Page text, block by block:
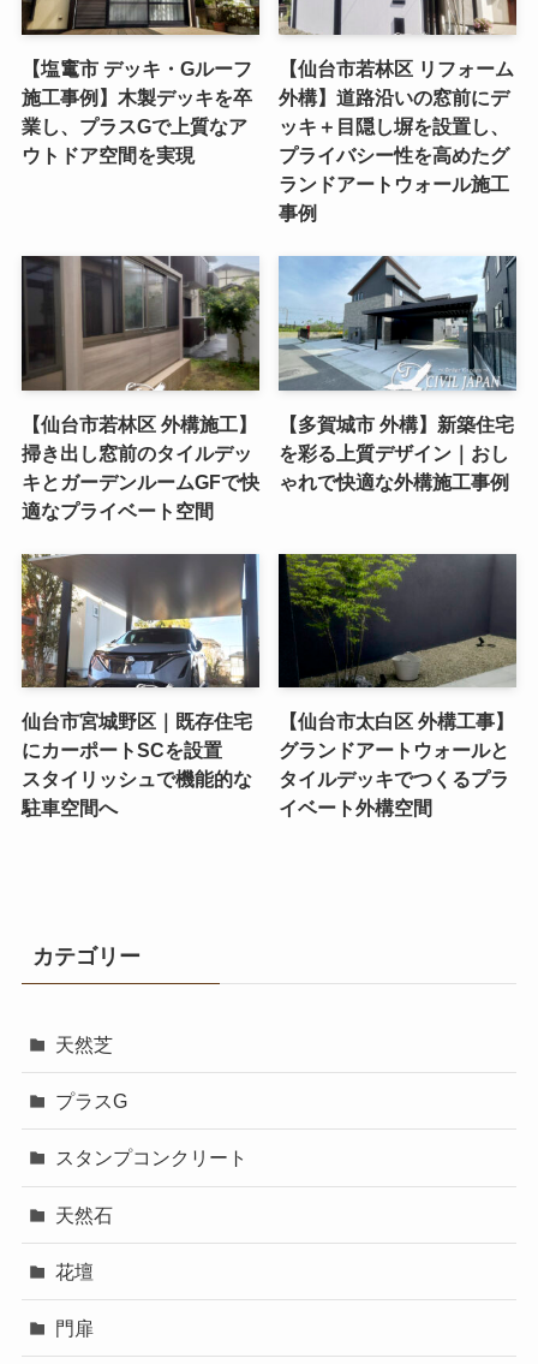
【塩竃市 デッキ・Gルーフ
施工事例】木製デッキを卒
業し、プラスGで上質なア
ウトドア空間を実現
【仙台市若林区 リフォーム
外構】道路沿いの窓前にデ
ッキ＋目隠し塀を設置し、
プライバシー性を高めたグ
ランドアートウォール施工
事例
【仙台市若林区 外構施工】
掃き出し窓前のタイルデッ
キとガーデンルームGFで快
適なプライベート空間
【多賀城市 外構】新築住宅
を彩る上質デザイン｜おし
ゃれで快適な外構施工事例
仙台市宮城野区｜既存住宅
にカーポートSCを設置
スタイリッシュで機能的な
駐車空間へ
【仙台市太白区 外構工事】
グランドアートウォールと
タイルデッキでつくるプラ
イベート外構空間
カテゴリー
天然芝
プラスG
スタンプコンクリート
天然石
花壇
門扉